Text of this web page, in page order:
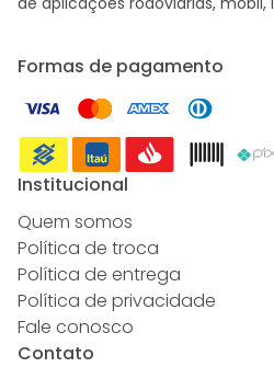
Formas de pagamento
Institucional
Quem somos
Política de troca
Política de entrega
Política de privacidade
Fale conosco
Contato